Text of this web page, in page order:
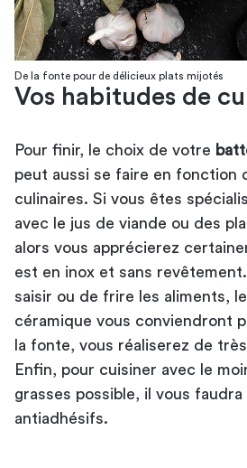
De la fonte pour de délicieux plats mijotés
Vos habitudes de
Pour finir, le choix de votre
peut aussi se faire en fonction
culinaires. Si vous êtes
avec le jus de viande ou des
alors vous apprécierez
est en inox et sans
saisir ou de frire les aliments,
céramique vous conviendront
la fonte, vous réaliserez de
Enfin, pour cuisiner avec le
grasses possible, il vous
antiadhésifs.